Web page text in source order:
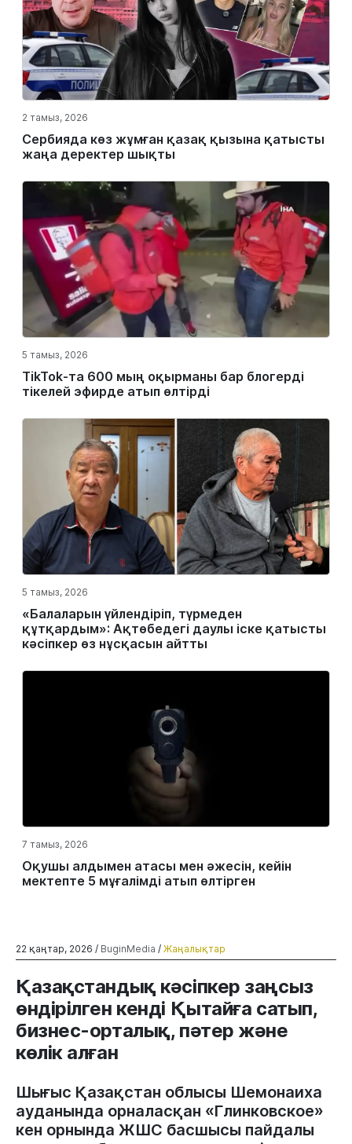
2 тамыз, 2026
Сербияда көз жұмған қазақ қызына қатысты
жаңа деректер шықты
5 тамыз, 2026
TikTok-та 600 мың оқырманы бар блогерді
тікелей эфирде атып өлтірді
5 тамыз, 2026
«Балаларын үйлендіріп, түрмеден
құтқардым»: Ақтөбедегі даулы іске қатысты
кәсіпкер өз нұсқасын айтты
7 тамыз, 2026
Оқушы алдымен атасы мен әжесін, кейін
мектепте 5 мұғалімді атып өлтірген
22 қаңтар, 2026 / BuginMedia / Жаңалықтар
Қазақстандық кәсіпкер заңсыз
өндірілген кенді Қытайға сатып,
бизнес-орталық, пәтер және
көлік алған
Шығыс Қазақстан облысы Шемонаиха
ауданында орналасқан «Глинковское»
кен орнында ЖШС басшысы пайдалы